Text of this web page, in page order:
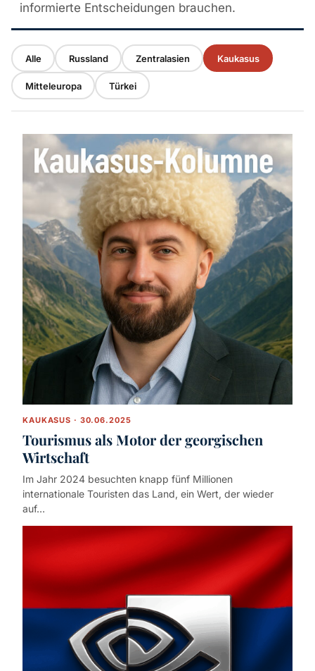
informierte Entscheidungen brauchen.
Alle Russland Zentralasien Kaukasus
Mitteleuropa Türkei
KAUKASUS · 30.06.2025
Tourismus als Motor der georgischen
Wirtschaft
Im Jahr 2024 besuchten knapp fünf Millionen
internationale Touristen das Land, ein Wert, der wieder
auf…